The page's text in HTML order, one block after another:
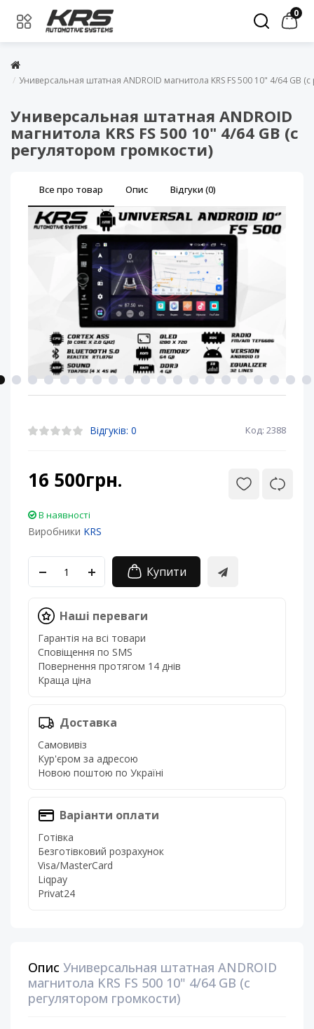
0
Универсальная штатная ANDROID магнитола KRS FS 500 10" 4/64 GB
Универсальная штатная ANDROID
магнитола KRS FS 500 10" 4/64 GB (с
регулятором громкости)
Все про товар Опис Відгуки (0)
Відгуків: 0 Код: 2388
16 500грн.
В наявності
Виробники KRS
Купити
Наші переваги
Гарантія на всі товари
Сповіщення по SMS
Повернення протягом 14 днів
Краща ціна
Доставка
Самовивіз
Кур'єром за адресою
Новою поштою по Україні
Варіанти оплати
Готівка
Безготівковий розрахунок
Visa/MasterCard
Liqpay
Privat24
Опис Универсальная штатная ANDROID
магнитола KRS FS 500 10" 4/64 GB (с
регулятором громкости)